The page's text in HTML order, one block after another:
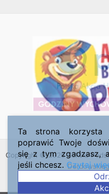
Copyright © 2026 Szkoła
Ta strona
poprawić Twoje
się z tym zgadzasz,
jeśli chcesz. Czytaj